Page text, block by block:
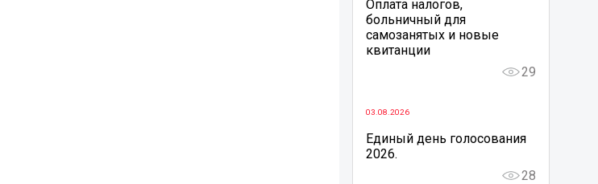
Оплата налогов,
больничный для
самозанятых и новые
квитанции
29
03.08.2026
Единый день голосования
2026.
28